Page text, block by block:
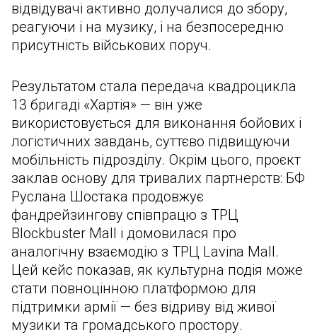
відвідувачі активно долучалися до збору,
реагуючи і на музику, і на безпосередню
присутність військових поруч.
Результатом стала передача квадроцикла
13 бригаді «Хартія» — він уже
використовується для виконання бойових і
логістичних завдань, суттєво підвищуючи
мобільність підрозділу. Окрім цього, проєкт
заклав основу для тривалих партнерств: БФ
Руслана Шостака продовжує
фандрейзингову співпрацю з ТРЦ
Blockbuster Mall і домовилася про
аналогічну взаємодію з ТРЦ Lavina Mall.
Цей кейс показав, як культурна подія може
стати повноцінною платформою для
підтримки армії — без відриву від живої
музики та громадського простору.